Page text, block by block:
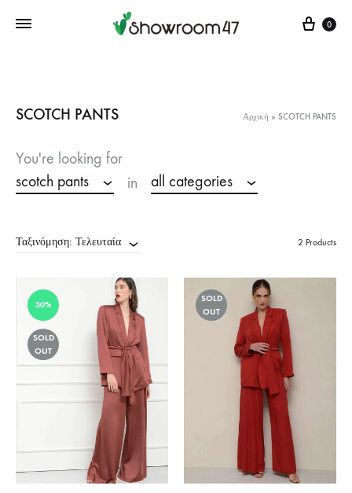
Cart
0
SCOTCH PANTS Αρχική » SCOTCH PANTS
You're looking for
scotch pants
in all categories
Ταξινόμηση: Τελευταία 2 Products
30%
SOLD
OUT
SOLD
OUT